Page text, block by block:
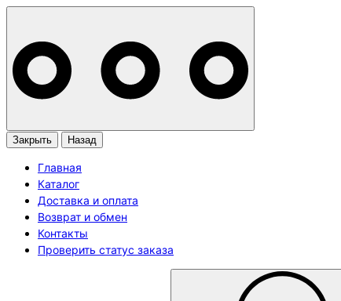
Закрыть Назад
Главная
Каталог
Доставка и оплата
Возврат и обмен
Контакты
Проверить статус заказа